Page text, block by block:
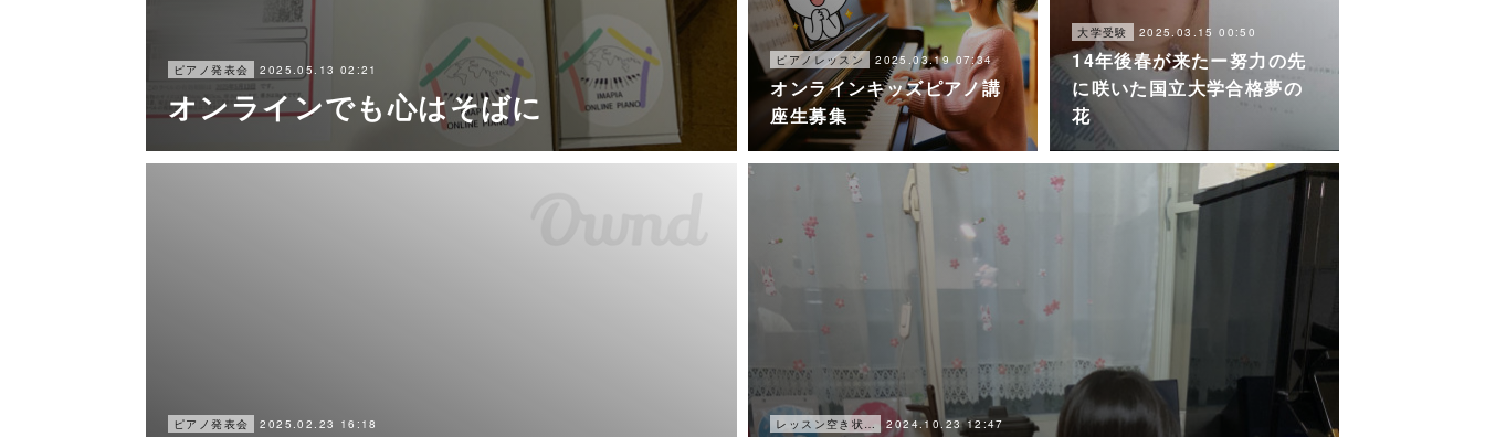
ピアノ発表会 2025.05.13 02:21
オンラインでも心はそばに
ピアノレッスン 2025.03.19 07:34
オンラインキッズピアノ講
座生募集
大学受験 2025.03.15 00:50
14年後春が来たー努力の先
に咲いた国立大学合格夢の
花
ピアノ発表会 2025.02.23 16:18 レッスン空き状況 2024.10.23 12:47